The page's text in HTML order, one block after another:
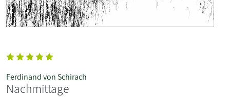
Ferdinand von Schirach
Nachmittage